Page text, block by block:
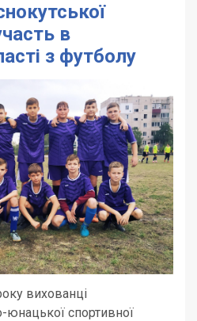
в
з футболу
вихованці
юнацької спортивної